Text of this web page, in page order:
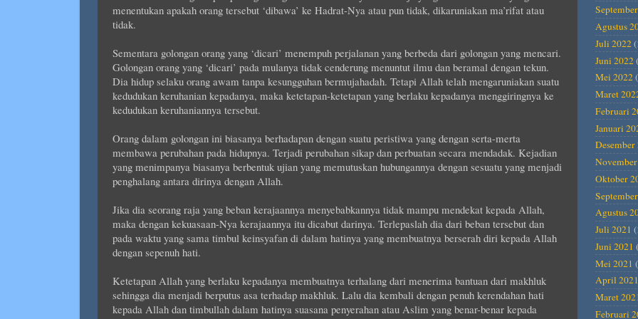
menentukan apakah orang tersebut ‘dibawa’ ke Hadrat-Nya atau pun tidak, dikaruniakan ma’rifat atau
tidak.
Sementara golongan orang yang ‘dicari’ menempuh perjalanan yang berbeda dari golongan yang mencari.
Golongan orang yang ‘dicari’ pada mulanya tidak cenderung menuntut ilmu dan beramal dengan tekun.
Dia hidup selaku orang awam tanpa kesungguhan bermujahadah. Tetapi Allah telah mengaruniakan suatu
kedudukan keruhanian kepadanya, maka ketetapan-ketetapan yang berlaku kepadanya menggiringnya ke
kedudukan keruhaniannya tersebut.
Orang dalam golongan ini biasanya berhadapan dengan suatu peristiwa yang dengan serta-merta
membawa perubahan pada hidupnya. Terjadi perubahan sikap dan perbuatan secara mendadak. Kejadian
yang menimpanya biasanya berbentuk ujian yang memutuskan hubungannya dengan sesuatu yang menjadi
penghalang antara dirinya dengan Allah.
Jika dia seorang raja yang beban kerajaannya menyebabkannya tidak mampu mendekat kepada Allah,
maka dengan kekuasaan-Nya kerajaannya itu dicabut darinya. Terlepaslah dia dari beban tersebut dan
pada waktu yang sama timbul keinsyafan di dalam hatinya yang membuatnya berserah diri kepada Allah
dengan sepenuh hati.
Ketetapan Allah yang berlaku kepadanya membuatnya terhalang dari menerima bantuan dari makhluk
sehingga dia menjadi berputus asa terhadap makhluk. Lalu dia kembali dengan penuh kerendahan hati
kepada Allah dan timbullah dalam hatinya suasana penyerahan atau Aslim yang benar-benar kepada
Agustus
Juli 2022
Juni 2022
Mei 2022
Maret
Februari
Januari
Desember
Oktober
Agustus
Juli 2021
Juni 2021
Mei 2021
April 2021
Maret
Februari